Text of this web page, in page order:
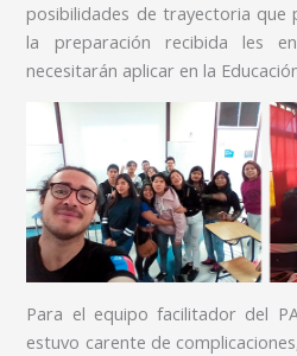
posibilidades de trayectoria que
la preparación recibida les
necesitarán aplicar en la
Para el equipo facilitador del
estuvo carente de